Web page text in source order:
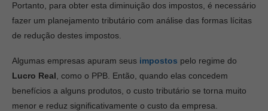
Portanto, para obter esta diminuição dos impostos, é necessário
fazer um planejamento tributário com análise das formas lícitas
de redução destes impostos.
Algumas empresas apuram seus impostos pelo regime do
Lucro Real , como o PPB. Então, quando elas concedem
benefícios a alguns produtos, o custo tributário se torna muito
menor e reduz significativamente o custo da empresa.